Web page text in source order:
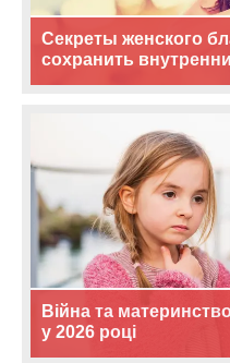
Секреты женского
сохранить
Війна та
у 2026 році